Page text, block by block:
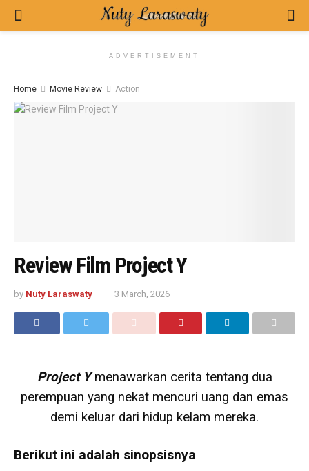
ADVERTISEMENT
Home Movie Review Action
Review Film Project Y
by Nuty Laraswaty 3 March, 2026
Project Ymenawarkan cerita tentang dua
perempuan yang nekat mencuri uang dan emas
demi keluar dari hidup kelam mereka.
Berikut ini adalah sinopsisnya